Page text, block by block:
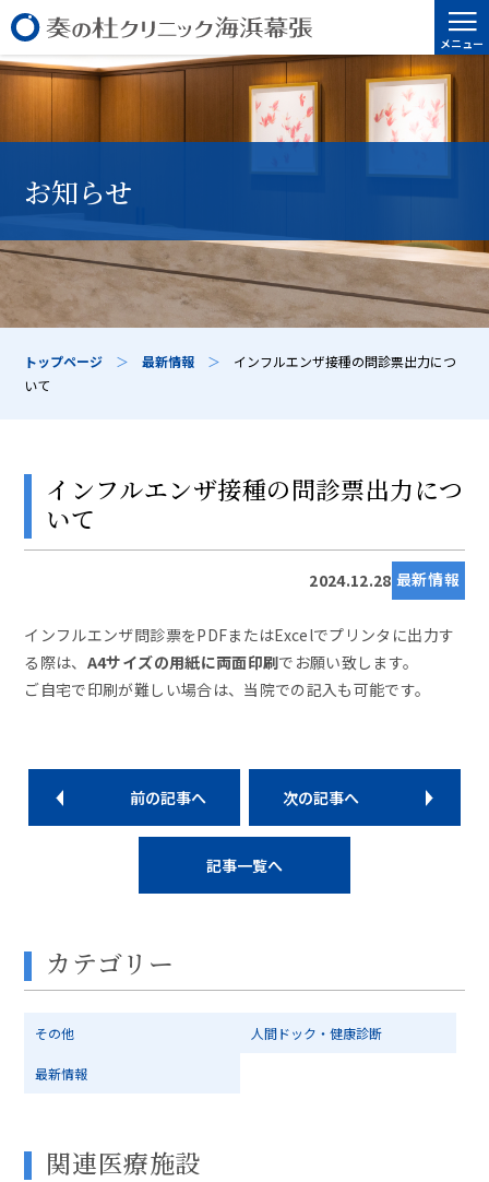
≡
メニュー
お知らせ
トップページ ＞最新情報 ＞ インフルエンザ接種の問診票出力につ
いて
インフルエンザ接種の問診票出力につ
いて
2024.12.28 最新情報
インフルエンザ問診票をPDFまたはExcelでプリンタに出力す
る際は、 A4サイズの用紙に両面印刷でお願い致します。
ご自宅で印刷が難しい場合は、当院での記入も可能です。
前の記事へ
記事一覧へ
次の記事へ
カテゴリー
その他 人間ドック・健康診断
最新情報
関連医療施設